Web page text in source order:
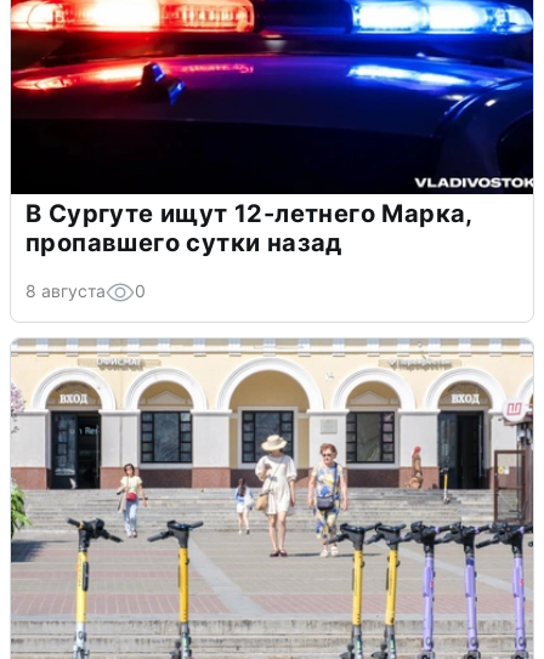
В Сургуте ищут 12-летнего Марка,
пропавшего сутки назад
8 августа 0